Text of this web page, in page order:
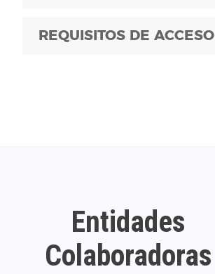
REQUISITOS DE ACCESO
Entidades
Colaboradoras